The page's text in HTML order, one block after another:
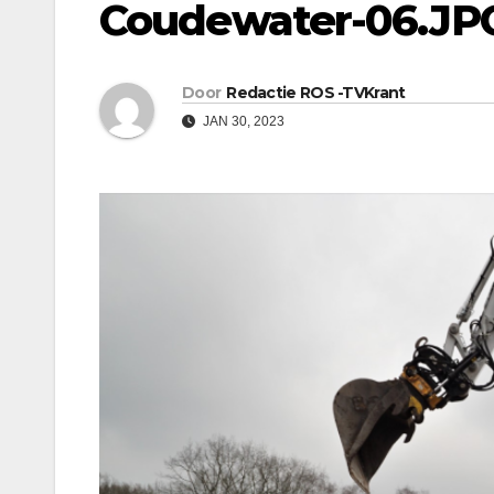
Coudewater-
Door Redactie ROS -TVKrant
JAN 30, 2023